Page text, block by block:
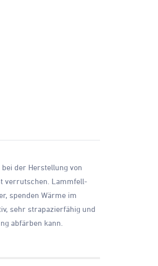
der Herstellung von
verrutschen. Lammfell-
spenden Wärme im
sehr strapazierfähig und
abfärben kann.